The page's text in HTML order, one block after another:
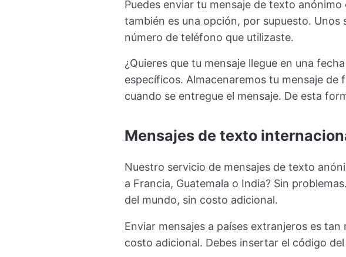
Puedes enviar tu mensaje de texto
también es una opción, por supuesto. Unos
número de teléfono que utilizaste.
¿Quieres que tu mensaje llegue en una
específicos. Almacenaremos tu mensaje
cuando se entregue el mensaje. De esta
Mensajes de texto
Nuestro servicio de mensajes de texto
a Francia, Guatemala o India? Sin
del mundo, sin costo adicional.
Enviar mensajes a países extranjeros es
costo adicional. Debes insertar el código